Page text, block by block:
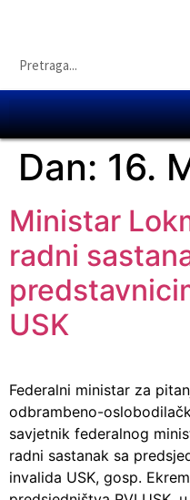
Dan: 16.
Ministar
radni
USK
Federalni ministar za
odbrambeno-
savjetnik federalnog
radni sastanak sa
invalida USK, gosp.